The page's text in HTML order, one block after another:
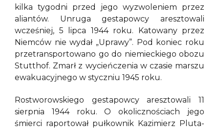
kilka tygodni przed jego wyzwoleniem przez
aliantów. Unruga gestapowcy aresztowali
wcześniej, 5 lipca 1944 roku. Katowany przez
Niemców nie wydał „Uprawy”. Pod koniec roku
przetransportowano go do niemieckiego obozu
Stutthof. Zmarł z wycieńczenia w czasie marszu
ewakuacyjnego w styczniu 1945 roku.
Rostworowskiego gestapowcy aresztowali 11
sierpnia 1944 roku. O okolicznościach jego
śmierci raportował pułkownik Kazimierz Pluta-